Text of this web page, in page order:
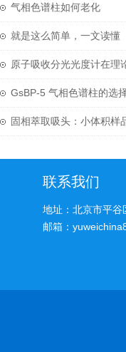
密引擎
气相色谱柱如何老化
就是这么简单，一文读懂
SilcoCan 硅烷化苏玛罐
原子吸收分光光度计在理
研究中的应用
GsBP-5 气相色谱柱的选
与处理方式
固相萃取吸头：小体积样
联系我们
地址：北京市平
邮箱：